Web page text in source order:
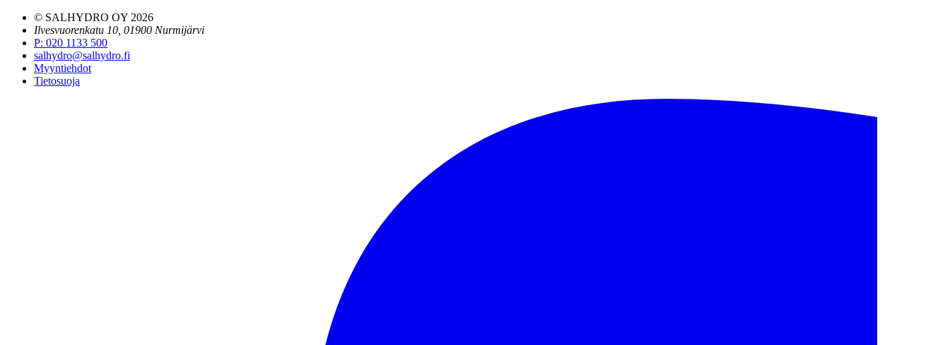
© SALHYDRO OY 2026
Ilvesvuorenkatu 10, 01900 Nurmijärvi
P: 020 1133 500
salhydro@salhydro.fi
Myyntiehdot
Tietosuoja